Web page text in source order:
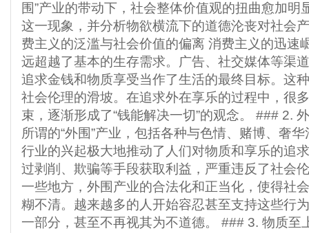
围”产业的带动下，社会整体价值观的扭曲愈加明
这一现象，并分析物欲横流下的道德沦丧对社会
费主义的泛滥与社会价值的偏离 消费主义的迅速
远超越了基本的生存需求。广告、社交媒体等渠
追求金钱和物质享受当作了生活的最终目标。这
社会伦理的滑坡。在追求外在享乐的过程中，很
束，逐渐形成了“钱能解决一切”的观念。 ### 2.
所谓的“外围”产业，包括各种与色情、赌博、奢
行业的兴起极大地推动了人们对物质和享乐的追
过剥削、欺骗等手段获取利益，严重违反了社会
一些地方，外围产业的合法化和正当化，使得社
糊不清。越来越多的人开始容忍甚至支持这些行
一部分，甚至不再视其为不道德。 ### 3. 物质至